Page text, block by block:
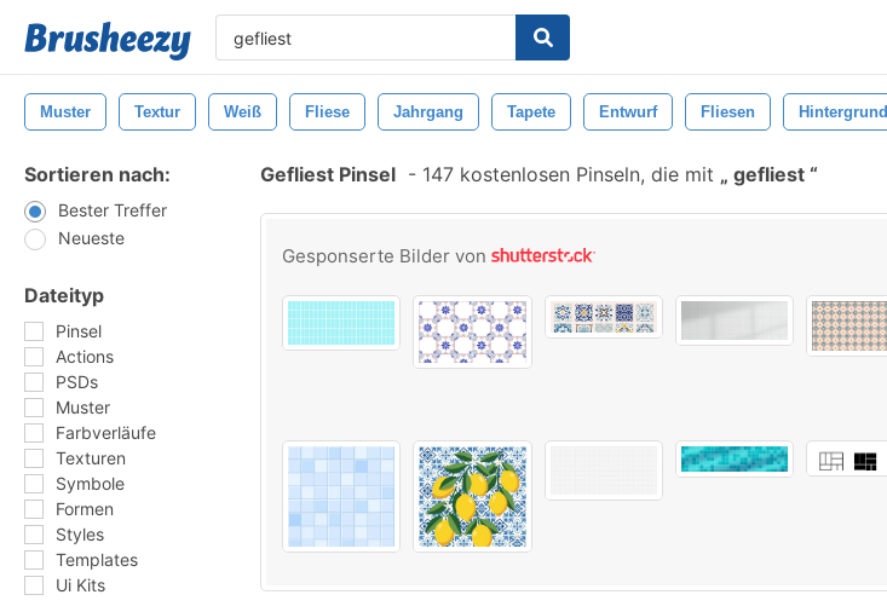
Muster Textur Weiß Fliese Jahrgang Tapete Entwurf Fliesen Hintergrund
Sortieren nach:
Bester Treffer
Neueste
Dateityp
Pinsel
Actions
PSDs
Muster
Farbverläufe
Texturen
Symbole
Formen
Styles
Templates
Ui Kits
Gefliest Pinsel - 147 kostenlosen Pinseln, die mit gefliest
Gesponserte Bilder von